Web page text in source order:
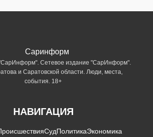
Сетевое издание "СарИнформ".
и Саратовской области. Люди, места,
события. 18+
НАВИГАЦИЯ
СудПолитикаЭкономика